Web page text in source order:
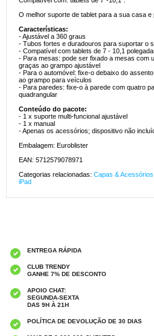
O melhor suporte de tablet para a sua casa e
Características:
- Ajustável a 360 graus
- Tubos fortes e duradouros para suportar o
- Compatível com tablets de 7 - 10,1
- Para mesas: pode ser fixado a mesas com
graças ao grampo ajustável
- Para o automóvel: fixe-o debaixo do
ao grampo para veículos
- Para paredes: fixe-o à parede com quatro
quadrangular
Conteúdo do pacote:
- 1 x suporte multi-funcional ajustável
- 1 x manual
- Apenas os acessórios; dispositivo não
Embalagem: Euroblister
EAN: 5712579078971
Categorias relacionadas: Capas &
iPad
ENTREGA RÁPIDA
CLUB TRENDY
GANHE 7% DE DESCONTO
APOIO CHAT:
SEGUNDA-SEXTA
DAS 9H À 21H
POLÍTICA DE DEVOLUÇÃO DE 30 DIAS